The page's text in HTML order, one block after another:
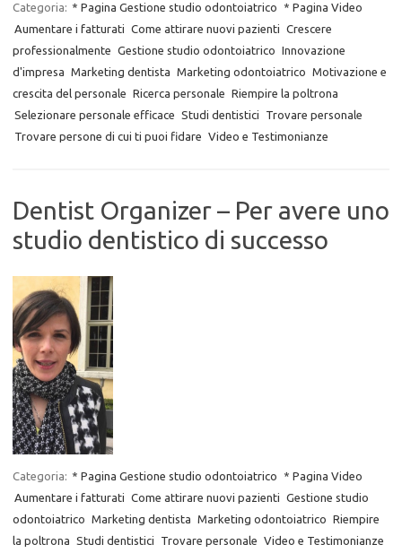
Categoria: * Pagina Gestione studio odontoiatrico
* Pagina Video
Aumentare i fatturati Come attirare nuovi pazienti Crescere
professionalmente Gestione studio odontoiatrico Innovazione
d'impresa Marketing dentista Marketing odontoiatrico Motivazione e
crescita del personale Ricerca personale Riempire la poltrona
Selezionare personale efficace Studi dentistici
Trovare personale
Trovare persone di cui ti puoi fidare Video e Testimonianze
Dentist Organizer – Per avere uno
studio dentistico di successo
Categoria: * Pagina Gestione studio odontoiatrico
* Pagina Video
Aumentare i fatturati Come attirare nuovi pazienti Gestione studio
odontoiatrico Marketing dentista Marketing odontoiatrico Riempire
la poltrona Studi dentistici Trovare personale Video e Testimonianze